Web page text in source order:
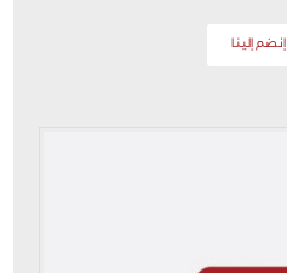
إنضم إلينا